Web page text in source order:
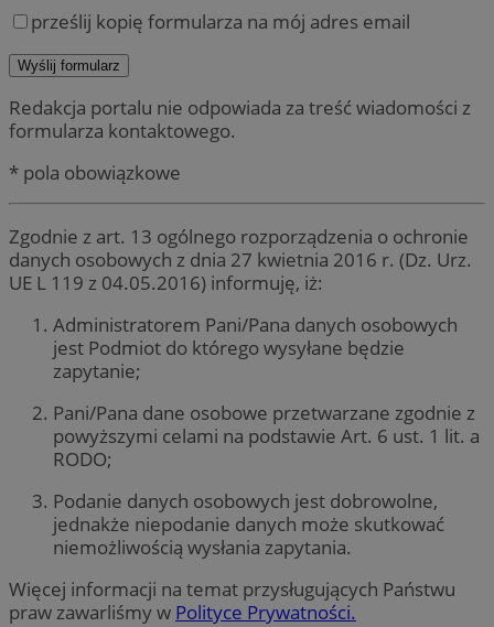
prześlij kopię formularza na mój adres email
Redakcja portalu nie odpowiada za treść wiadomości z
formularza kontaktowego.
* pola obowiązkowe
Zgodnie z art. 13 ogólnego rozporządzenia o ochronie
danych osobowych z dnia 27 kwietnia 2016 r. (Dz. Urz.
UE L 119 z 04.05.2016) informuję, iż:
Administratorem Pani/Pana danych osobowych
jest Podmiot do którego wysyłane będzie
zapytanie;
Pani/Pana dane osobowe przetwarzane zgodnie z
powyższymi celami na podstawie Art. 6 ust. 1 lit. a
RODO;
Podanie danych osobowych jest dobrowolne,
jednakże niepodanie danych może skutkować
niemożliwością wysłania zapytania.
Więcej informacji na temat przysługujących Państwu
praw zawarliśmy w Polityce Prywatności.